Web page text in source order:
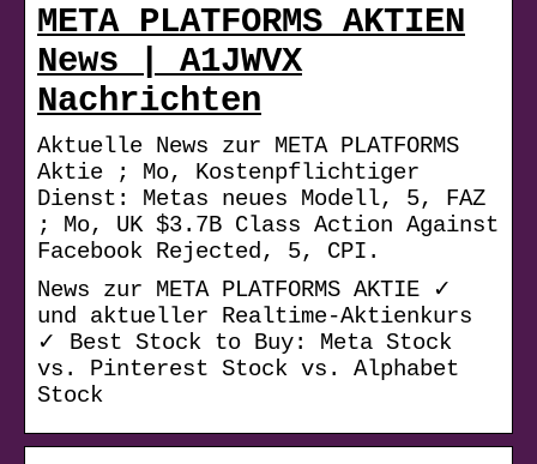
META PLATFORMS AKTIEN
News | A1JWVX
Nachrichten
Aktuelle News zur META PLATFORMS
Aktie ; Mo, Kostenpflichtiger
Dienst: Metas neues Modell, 5, FAZ
; Mo, UK $3.7B Class Action Against
Facebook Rejected, 5, CPI.
News zur META PLATFORMS AKTIE ✓
und aktueller Realtime-Aktienkurs
✓ Best Stock to Buy: Meta Stock
vs. Pinterest Stock vs. Alphabet
Stock